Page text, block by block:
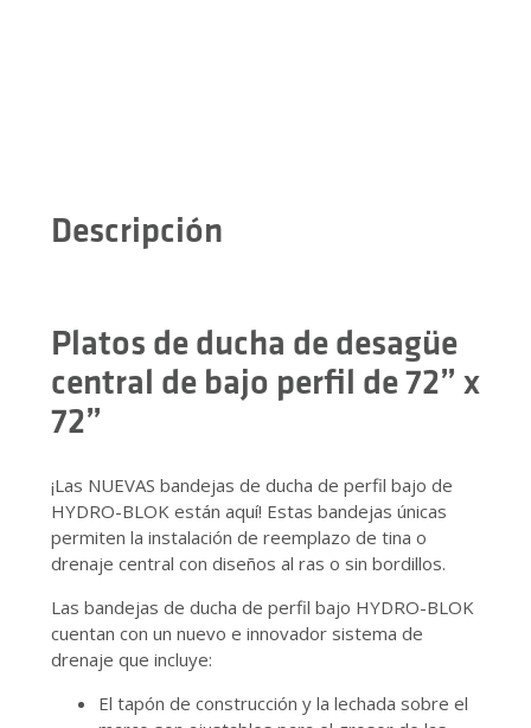
Descripción
Platos de ducha de desagüe
central de bajo perfil de 72” x
72”
¡Las NUEVAS bandejas de ducha de perfil bajo de
HYDRO-BLOK están aquí! Estas bandejas únicas
permiten la instalación de reemplazo de tina o
drenaje central con diseños al ras o sin bordillos.
Las bandejas de ducha de perfil bajo HYDRO-BLOK
cuentan con un nuevo e innovador sistema de
drenaje que incluye:
El tapón de construcción y la lechada sobre el